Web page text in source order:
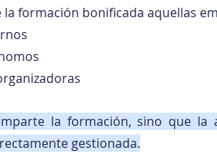
formación bonificada aquellas
la formación, sino que la
gestionada.